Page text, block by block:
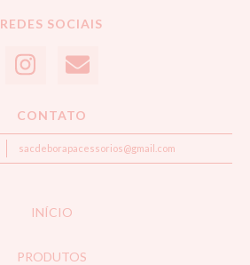
REDES SOCIAIS
CONTATO
sacdeborapacessorios@gmail.com
INÍCIO
PRODUTOS